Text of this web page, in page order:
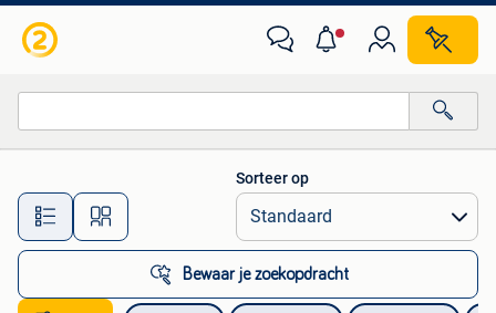
Alle afstanden…
Sorteer op
Bewaar je zoekopdracht